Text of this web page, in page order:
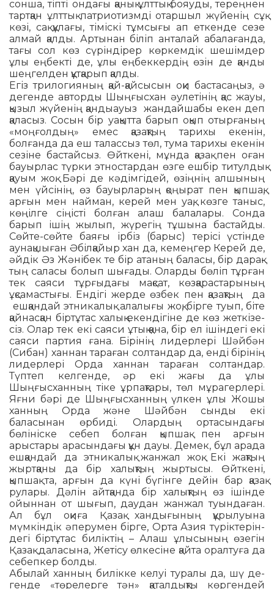
сонша, тіпті ондағы қанық ұлттық бояуды, терең­нен
тартқан ұлттық пат­рио­тизмді отаршыл жүйе­нің сұқ
көзі, сақ құлағы, тіміскі тұмсығы ап еткенде сезе
алмай қалды. Артынан біліп анталай абала­ғанда,
тағы сол көз сү­рін­дірер көркемдік шешімдер
ұлы еңбекті де, ұлы ең­беккердің өзін де қанды
шеңгелден құтқарып қалды.
Егіз трилогияның қай-қайсысын оқи баста­са­ңыз, ә
дегенде авторды Шыңғысхан әулетінің қас жауы,
қызыл жүйенің қандыауыз жандайшабы екен деп
қаласыз. Сосын бір уақытта барып оқып отырғаның
«моңғолдың» емес қазақтың тари­хы еке­нін,
болғанда да еш талассыз төл, тума тари­хы еке­нін
сезіне бастайсыз. Өйткені, мұнда қазақ пен оған
бауырлас түрки этностардан өзге ешбір титул­дық
қауым жоқ. Бәрі де кәдімгідей, өзіңнің алшы­ның
мен үйсінің, өз бауырларың қоңырат пен қып­шақ,
арғын мен найман, керей мен уақ, көзге таныс,
көңілге сіңісті болған алаш балалары. Сонда
барып ішің жылып, жүрегің тұшына бастайды.
Сөйте-сөйте баяғы ірбіз (барыс) терісі үстінде
аунақшыған Әбілқайыр хан да, кемеңгер Керей де,
әйдік Әз Жәнібек те бір атаның баласы, бір дарақ­
тың саласы болып шыға­ды. Оларды бөліп тұрған
тек саяси тұрғыдағы мақсат, көзқарастарының
ұқсамастығы. Ендігі жерде өзбек пен қазақтың да
ешқандай этника­лық алалығы жоқ, бірге туып, біте
қайнас­қан біртұтас халық екендігіне де көз жеткізе­
сіз. Олар тек екі саяси ұтық қана, бір ел ішіндегі екі
саяси партия ғана. Бірінің лидерлері Шәйбән
(Сибан) ханнан тараған солтандар да, енді бірінің
ли­дер­лері Орда ханнан тараған солтандар.
Түптеп келгенде, әр екі жағы да ұлы
Шыңғысханның тіке ұрпақтары, төл мұрагерлері.
Яғни бәрі де Шың­ғыс­ханның үлкен ұлы Жошы
ханның Орда және Шәйбән­ сын­ды екі
баласынан өрбиді. Олардың ортасындағы
бөлініске себеп болған қыпшақ пен арғын
арыстары арасындағы құн дауы. Демек, бұл арада
ешқандай да этникалық жанжал жоқ. Екі жақтың
жыртқаны да бір халықтың жыртысы. Өйткені,
қыпшақ та, арғын да күні бүгінге дейін бар қазақ
рулары. Дәлін айтқанда бір халықтың өз ішінде
ойыннан от шығып, даудан жанжал туындаған.
Ал бұл оқиға Қазақ хандығының құрылуына
мүмкіндік әперумен бірге, Орта Азия түріктерін­
дегі біртұтас биліктің – Алаш ұлы­сы­ның өзегін
Қазақ даласына, Жетісу өл­кесіне қайта оралтуға да
себепкер болды.
Абылай ханның билікке келуі туралы да, шү де­
ген­де «төрелерге тән» қаталдықты көргендей